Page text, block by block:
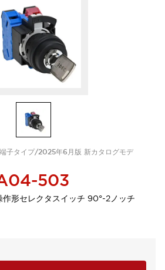
子タイプ/2025年6月版 新カタログモデ
503
形セレクタスイッチ 90°-2ノッチ